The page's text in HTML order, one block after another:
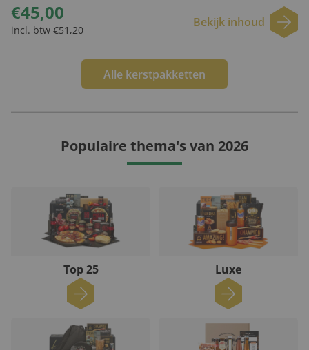
€45,00
incl. btw €51,20
Bekijk inhoud
Alle kerstpakketten
Populaire thema's van 2026
Top 25 Luxe